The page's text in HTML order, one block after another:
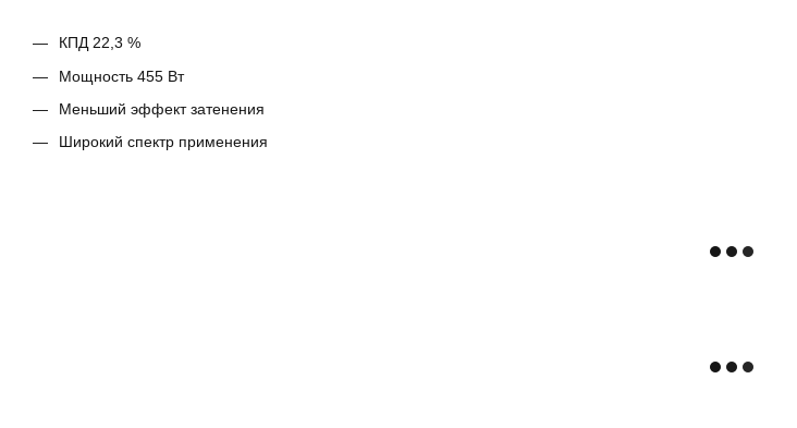
КПД 22,3 %
Мощность 455 Вт
Меньший эффект затенения
Широкий спектр применения